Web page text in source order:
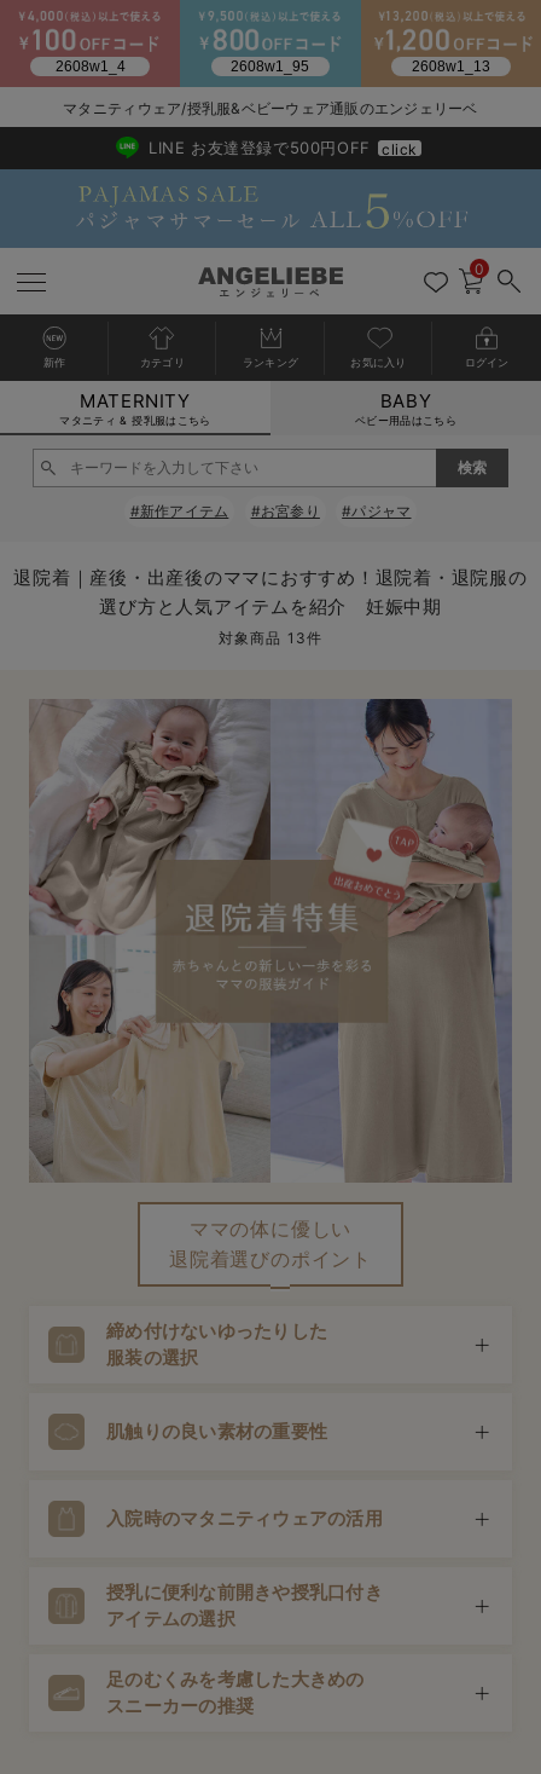
マタニティウェア全て
マタニティ ワンピース
マタニティ スカート
マタニティ アウター（コート）・ママコート
マタニティ 下着・インナー全て
授乳ブラ・マタニティブラ（マタニティインナー・産後用品）
妊婦帯・腹帯・産前ガードル
産褥ショーツ
骨盤・マタニティベルト （妊娠中・産後）
産後 ガードル インナー
マタニティ 腹巻き
授乳服全て
マタニティ フォーマル全て
マタニティ スーツ
マタニティ ドレス（結婚式・お呼ばれ）
授乳用品全て
妊婦用 抱き枕・授乳クッション
マタニティレッグウェア全て
マタニティストッキング・タイツ
マタニティ ボディケア全て
アウトレット全て
【アウトレット】ワンピース
【アウトレット】ボトムス
【アウトレット】インナー
【アウトレット】ベビー
特集全て
見えてもカワイイ
冷房対策
接触冷感素材
Tシャツブラ
ブラトップ
親子セット
快適機能ウェア特集 トップス
快適機能ウェア特集 ボトムス
快適機能ウェア特集 パジャマ
erbaviva（エルバビーバ）
安心の日本製。先輩ママが買ってよかった！本当に必要な出産準備品
ハレの日に着るANGELIEBEのセレモニー
買って正解！高評価レビューアイテム
親子コーデ｜ママとベビーにおすすめ！
Gift Selection 出産祝い
ファルスカ
入院準備の持ち物チェック
再入荷全て
再入荷｜インナー
戻る
送料無料アイテム全て
ワンピース
パンツ
パジャマ
インナー
雑貨
ベビー
戻る
ブラキャミ おまとめ
MAX55%OFF ブラックフ
戻る
【37周年祭セール】
【37周年祭セール】
戻る
気温差別オススメア
【15℃】3月下旬～
戻る
動きやすく着回しで
戻る
強撚スムース(コスパ
戻る
マタニティウェア
【おまとめ割】パジ
戻る
こだわりの履き心地
カジュアル
レギンス
戻る
ジャケット派
きれいめスカート派
ツィード派
王道シンプル派
セットアップ派
戻る
出産準備応援割全て
マタニティパジャマ
ベビー
戻る
【オフィスカジュア
戻る
レギンスタイプ
戻る
【フォーマル】ワン
【フォーマル】トッ
戻る
【ベビー】長袖
【ベビー】グッズ
戻る
ハンカチ
コンビ肌着
セット
戻る
快適ウェア10%OFF
戻る
春のマタニティワン
セットアップ・ レイ
Iライン ・タイトシル
ワーク・オフィス
カジュアル
フォーマル / オケー
あったかアイテム｜
戻る
Gift Selection 出産
〜3,000円（税込）
〜10,000円（税込）
女の子におススメの
男の子におススメの
定番ギフト
もらって嬉しいギフト
かわいくておもしろ
何枚あっても嬉しい
長く使えるアイテム
戻る
冬の冷え対策インナ
薄くてあったか
腹巻・ひざ上パンツ
レギンス・タイツ
カップ付きインナー
あったか度◎
裏起毛素材
戻る
入院準備の持ち物チ
入院してすぐ使うグ
産後に使うグッズ
戻る
冬のあったか特集全て
【冬のあったか特集
【冬のあったか特集
マタニティウェア/授乳服&ベビーウェア通販のエンジェリーベ
2026/NewArrival
送料495円(一部地域を除く) 7,700円以上で送料無料
LINE お友達登録で500円OFF click
0
新作 カテゴリ ランキング お気に入り ログイン
MATERNITY
マタニティ & 授乳服はこちら
BABY
ベビー用品はこちら
#新作アイテム #お宮参り #パジャマ
退院着｜産後・出産後のママにおすすめ！退院着・退院服の
選び方と人気アイテムを紹介 妊娠中期
対象商品 13件
ママの体に優しい
退院着選びのポイント
締め付けないゆったりした
服装の選択
出産を終えてすぐの体は完全に元通りではありません。帝
王切開の場合は傷も痛むため、お腹や体を締め付けない、
すすめです。
肌触りの良い素材の重要性
出産後の肌はとても敏感。綿など自然由来の素材や、やわ
らかな肌あたりの良い素材を選びましょう。
入院時のマタニティウェアの活用
体型はまだ妊娠前には戻っていません。入院時に着ていた
マタニティウェアはそのまま使える場合がほとんど。産後
授乳に便利な前開きや授乳口付き
アイテムの選択
途中で授乳をすることも考えて、前開きタイプや授乳口が
付いたトップス・ワンピースなどが安心。スムーズに授乳
足のむくみを考慮した大きめの
スニーカーの推奨
カートに入れる
閉じる